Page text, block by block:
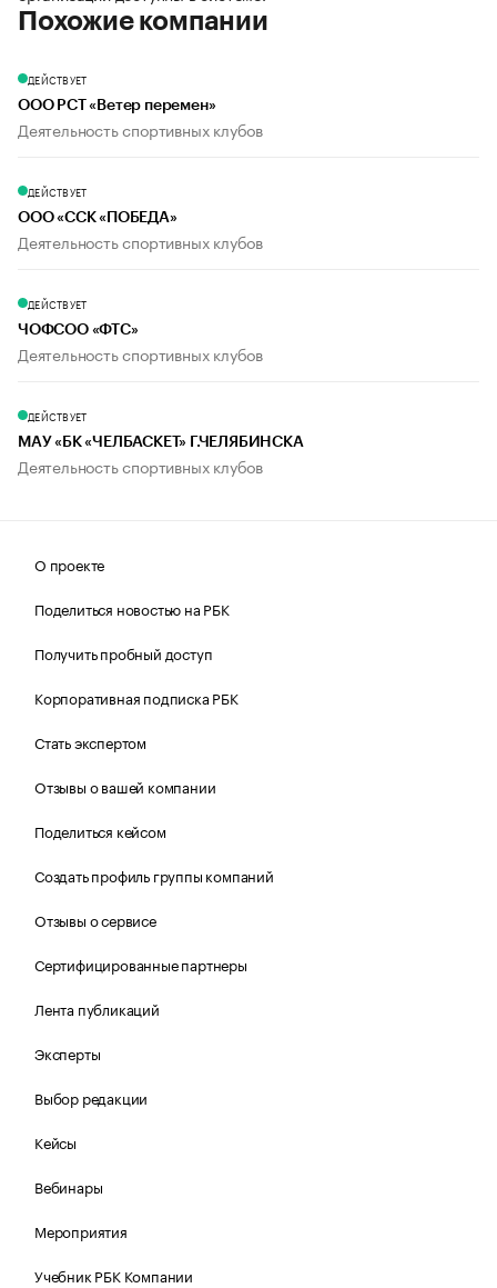
Похожие компании
ДЕЙСТВУЕТ
ООО РСТ «Ветер перемен»
Деятельность спортивных клубов
ДЕЙСТВУЕТ
ООО «ССК «ПОБЕДА»
Деятельность спортивных клубов
ДЕЙСТВУЕТ
ЧОФСОО «ФТС»
Деятельность спортивных клубов
ДЕЙСТВУЕТ
МАУ «БК «ЧЕЛБАСКЕТ» Г.ЧЕЛЯБИНСКА
Деятельность спортивных клубов
О проекте
Поделиться новостью на РБК
Получить пробный доступ
Корпоративная подписка РБК
Стать экспертом
Отзывы о вашей компании
Поделиться кейсом
Создать профиль группы компаний
Отзывы о сервисе
Сертифицированные партнеры
Лента публикаций
Эксперты
Выбор редакции
Кейсы
Вебинары
Мероприятия
Учебник РБК Компании